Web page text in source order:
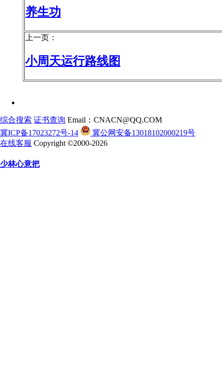
养生功
上一页：
小周天运行路线图
综合搜索 证书查询 Email：CNACN@QQ.COM
冀ICP备17023272号-14
冀公网安备13018102000219号
在线客服 Copyright ©2000-2026
少林心意把